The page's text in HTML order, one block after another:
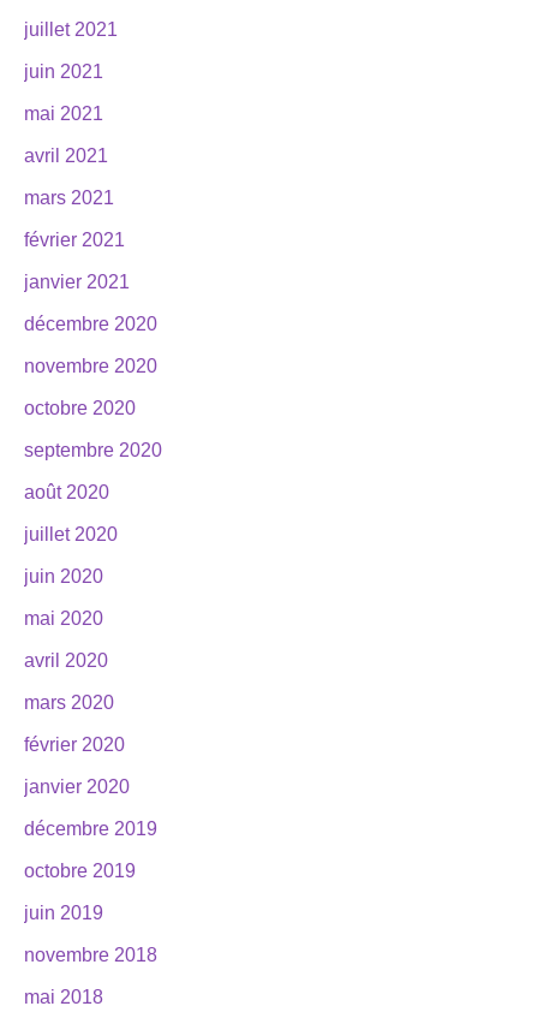
juillet 2021
juin 2021
mai 2021
avril 2021
mars 2021
février 2021
janvier 2021
décembre 2020
novembre 2020
octobre 2020
septembre 2020
août 2020
juillet 2020
juin 2020
mai 2020
avril 2020
mars 2020
février 2020
janvier 2020
décembre 2019
octobre 2019
juin 2019
novembre 2018
mai 2018